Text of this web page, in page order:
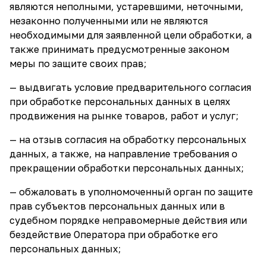
являются неполными, устаревшими, неточными,
незаконно полученными или не являются
необходимыми для заявленной цели обработки, а
также принимать предусмотренные законом
меры по защите своих прав;
— выдвигать условие предварительного согласия
при обработке персональных данных в целях
продвижения на рынке товаров, работ и услуг;
— на отзыв согласия на обработку персональных
данных, а также, на направление требования о
прекращении обработки персональных данных;
— обжаловать в уполномоченный орган по защите
прав субъектов персональных данных или в
судебном порядке неправомерные действия или
бездействие Оператора при обработке его
персональных данных;